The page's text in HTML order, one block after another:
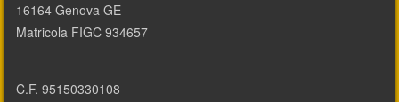
16164 Genova GE
Matricola FIGC 934657
C.F. 95150330108